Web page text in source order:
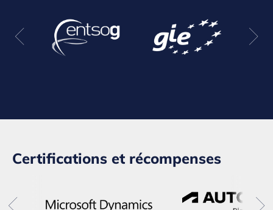
Certifications et récompenses